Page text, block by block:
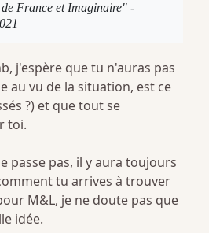
France et Imaginaire" -
j'espère que tu n'auras pas
au vu de la situation, est ce
?) et que tout se
toi.
passe pas, il y aura toujours
tu arrives à trouver
M&L, je ne doute pas que
idée.